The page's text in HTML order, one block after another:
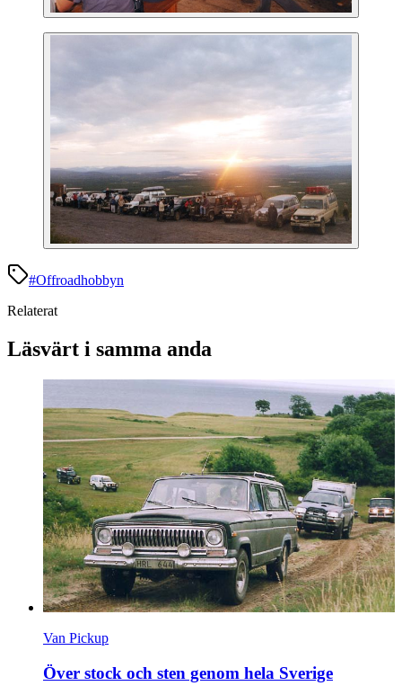
#Offroadhobbyn
Relaterat
Läsvärt i samma anda
Van Pickup
Över stock och sten genom hela Sverige